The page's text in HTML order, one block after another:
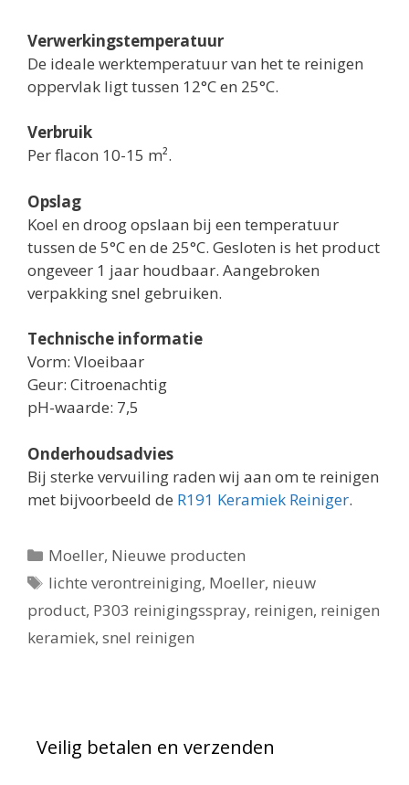
Verwerkingstemperatuur
De ideale werktemperatuur van het te reinigen
oppervlak ligt tussen 12°C en 25°C.
Verbruik
Per flacon 10-15 m².
Opslag
Koel en droog opslaan bij een temperatuur
tussen de 5°C en de 25°C. Gesloten is het product
ongeveer 1 jaar houdbaar. Aangebroken
verpakking snel gebruiken.
Technische informatie
Vorm: Vloeibaar
Geur: Citroenachtig
pH-waarde: 7,5
Onderhoudsadvies
Bij sterke vervuiling raden wij aan om te reinigen
met bijvoorbeeld de R191 Keramiek Reiniger.
Categorieën
Moeller, Nieuwe producten
Tags
lichte verontreiniging, Moeller, nieuw
product, P303 reinigingsspray, reinigen, reinigen
keramiek, snel reinigen
Veilig betalen en verzenden